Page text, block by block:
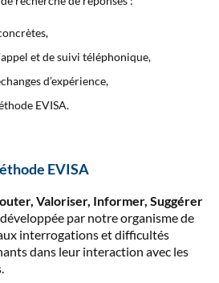
et de suivi téléphonique,
d’expérience,
EVISA.
EVISA
Valoriser, Informer, Suggérer
par notre organisme de
interrogations et difficultés
dans leur interaction avec les